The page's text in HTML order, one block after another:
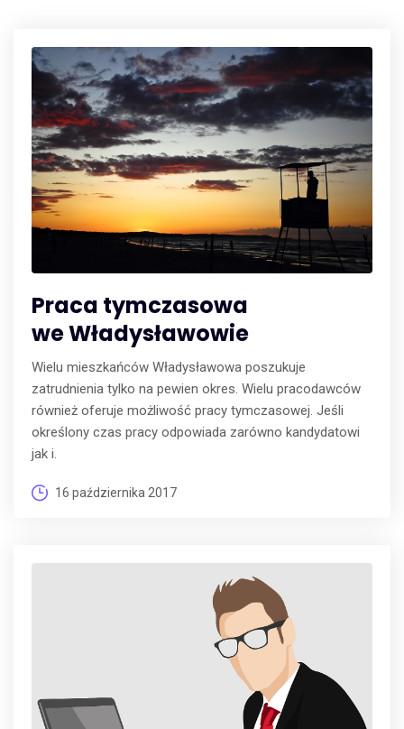
Praca tymczasowa
we Władysławowie
Wielu mieszkańców Władysławowa poszukuje
zatrudnienia tylko na pewien okres. Wielu pracodawców
również oferuje możliwość pracy tymczasowej. Jeśli
określony czas pracy odpowiada zarówno kandydatowi
jak i.
16 października 2017